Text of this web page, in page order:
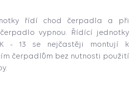
řídí chod čerpadla a při
vypnou. Řídící jednotky
- 13 se nejčastěji montují k
čerpadlům bez nutnosti použití